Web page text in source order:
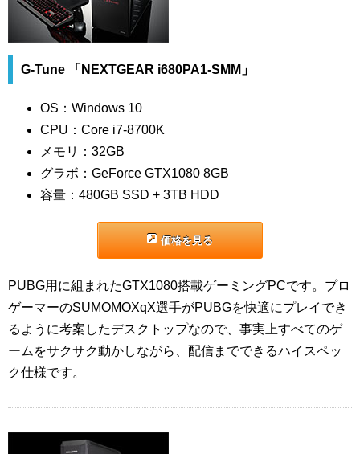
G-Tune 「NEXTGEAR i680PA1-SMM」
OS：Windows 10
CPU：Core i7-8700K
メモリ：32GB
グラボ：GeForce GTX1080 8GB
容量：480GB SSD + 3TB HDD
価格を見る
PUBG用に組まれたGTX1080搭載ゲーミングPCです。プロ
ゲーマーのSUMOMOXqX選手がPUBGを快適にプレイでき
るように考案したデスクトップなので、事実上すべてのゲ
ームをサクサク動かしながら、配信までできるハイスペッ
ク仕様です。